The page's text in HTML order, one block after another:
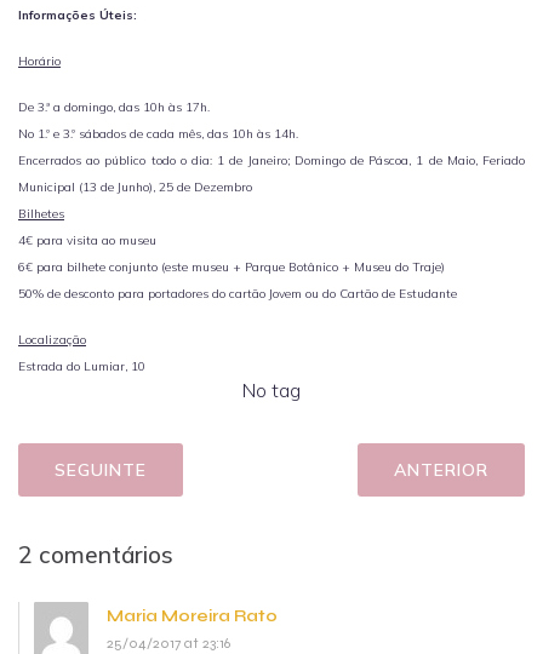
Informações Úteis:
Horário
De 3.ª a domingo, das 10h às 17h.
No 1.º e 3.º sábados de cada mês, das 10h às 14h.
Encerrados ao público todo o dia: 1 de Janeiro; Domingo de Páscoa, 1 de Maio, Feriado
Municipal (13 de Junho), 25 de Dezembro
Bilhetes
4€ para visita ao museu
6€ para bilhete conjunto (este museu + Parque Botânico + Museu do Traje)
50% de desconto para portadores do cartão Jovem ou do Cartão de Estudante
Localização
Estrada do Lumiar, 10
No tag
SEGUINTE ANTERIOR
2 comentários
Maria Moreira Rato
25/04/2017 at 23:16